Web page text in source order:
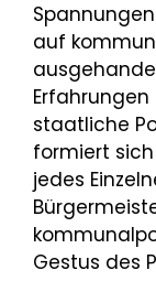
auf
staatliche
formiert
jedes
Gestus des